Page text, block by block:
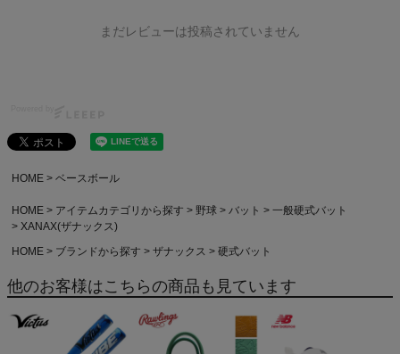
まだレビューは投稿されていません
HOME ベースボール
HOME アイテムカテゴリから探す 野球 バット
一般硬式バット
XANAX(ザナックス)
HOME
ブランドから探す ザナックス 硬式バット
他のお客様はこちらの商品も見ています